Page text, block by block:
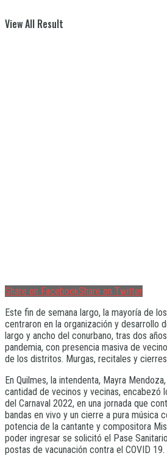
View All Result
Share on FacebookShare on Twitter
Este fin de semana largo, la mayoría de
centraron en la organización y desarrollo
largo y ancho del conurbano, tras dos
pandemia, con presencia masiva de
de los distritos. Murgas, recitales y
En Quilmes, la intendenta, Mayra
cantidad de vecinos y vecinas, encabezó
del Carnaval 2022, en una jornada que
bandas en vivo y un cierre a pura música
potencia de la cantante y compositora
poder ingresar se solicitó el Pase
postas de vacunación contra el COVID 19.